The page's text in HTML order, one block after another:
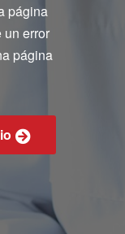
página
un error
página